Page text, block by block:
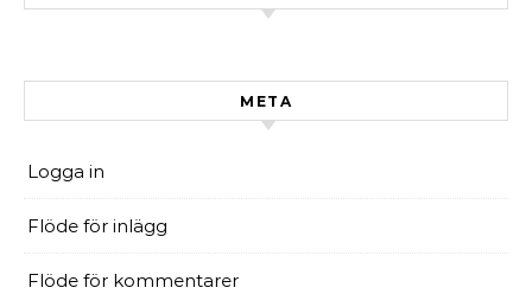
META
Logga in
Flöde för inlägg
Flöde för kommentarer